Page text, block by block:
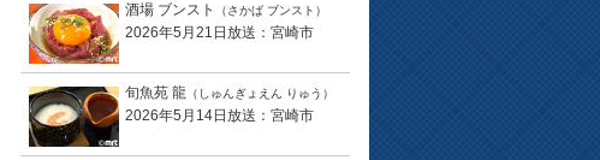
酒場 ブンスト （さかば ブンスト）
2026年5月21日放送：宮崎市
旬魚苑 龍 （しゅんぎょえん りゅう）
2026年5月14日放送：宮崎市